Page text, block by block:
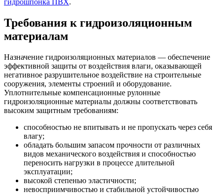
гидрошпонка ПВХ.
Требования к гидроизоляционным
материалам
Назначение гидроизоляционных материалов — обеспечение
эффективной защиты от воздействия влаги, оказывающей
негативное разрушительное воздействие на строительные
сооружения, элементы строений и оборудование.
Уплотнительные компенсационные рулонные
гидроизоляционные материалы должны соответствовать
высоким защитным требованиям:
способностью не впитывать и не пропускать через себя
влагу;
обладать большим запасом прочности от различных
видов механического воздействия и способностью
переносить нагрузки в процессе длительной
эксплуатации;
высокой степенью эластичности;
невосприимчивостью и стабильной устойчивостью